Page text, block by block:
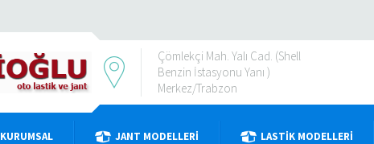
Çömlekçi Mah. Yalı Cad. (Shell
Benzin İstasyonu Yanı )
Merkez/Trabzon
KURUMSAL JANT MODELLERI LASTIK MODELLERI